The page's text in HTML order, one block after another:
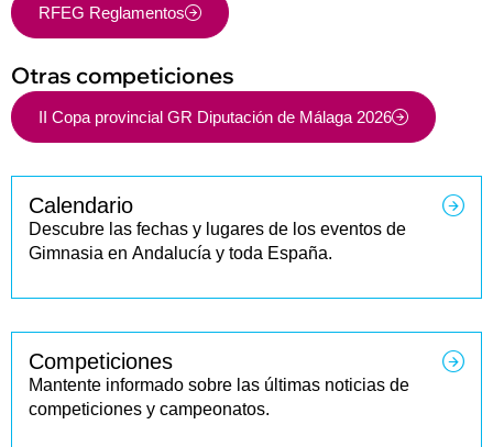
Calendario
Descubre las fechas y lugares de los eventos de
Gimnasia en Andalucía y toda España.
Competiciones
Mantente informado sobre las últimas noticias de
competiciones y campeonatos.
RFEG Reglamentos
Otras competiciones
II Copa provincial GR Diputación de Málaga 2026